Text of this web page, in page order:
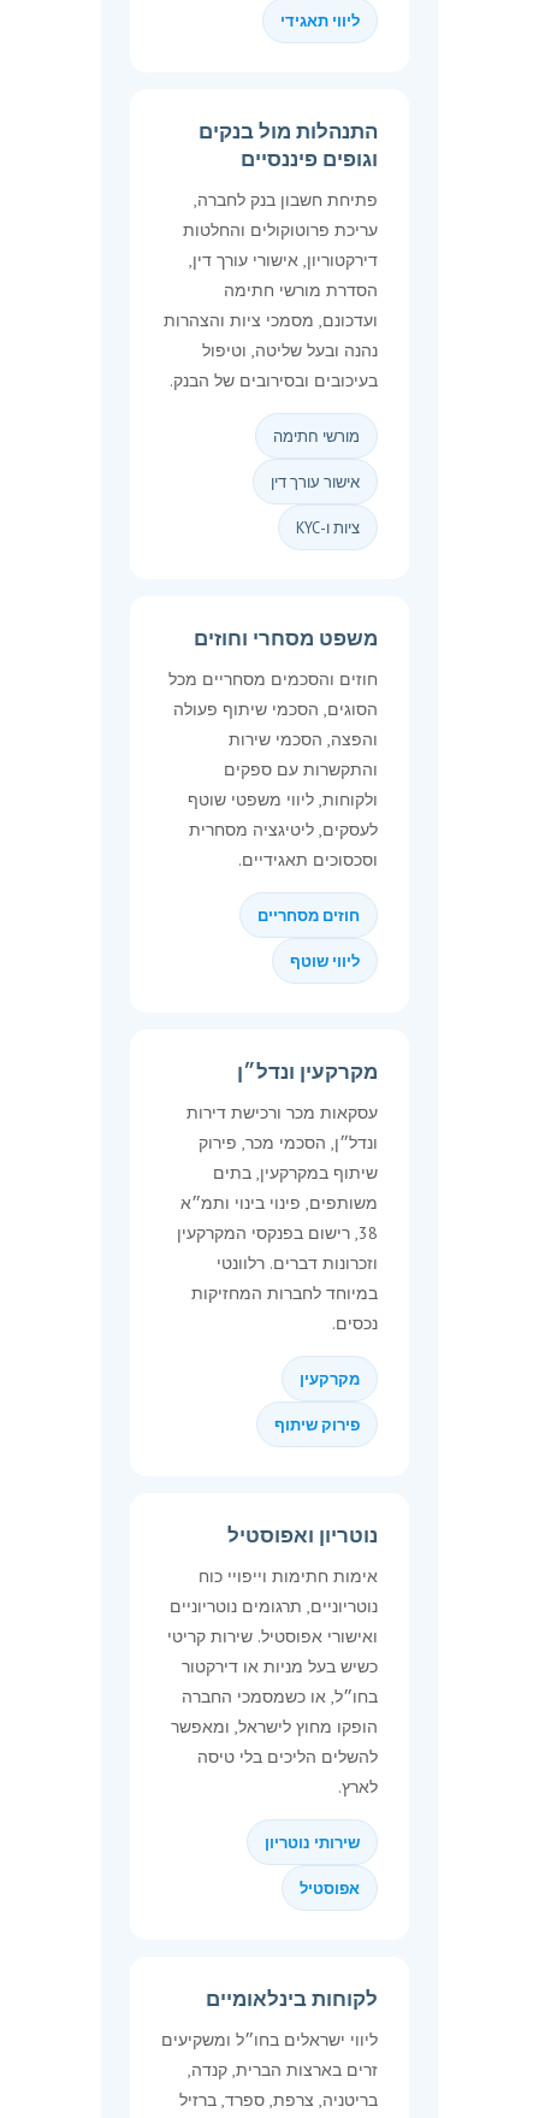
ליווי תאגידי
התנהלות מול בנקים
וגופים פיננסיים
פתיחת חשבון בנק לחברה,
עריכת פרוטוקולים והחלטות
דירקטוריון, אישורי עורך דין,
הסדרת מורשי חתימה
ועדכונם, מסמכי ציות והצהרות
נהנה ובעל שליטה, וטיפול
בעיכובים ובסירובים של הבנק.
מורשי חתימה
אישור עורך דין
ציות ו-KYC
משפט מסחרי וחוזים
חוזים והסכמים מסחריים מכל
הסוגים, הסכמי שיתוף פעולה
והפצה, הסכמי שירות
והתקשרות עם ספקים
ולקוחות, ליווי משפטי שוטף
לעסקים, ליטיגציה מסחרית
וסכסוכים תאגידיים.
חוזים מסחריים
ליווי שוטף
מקרקעין ונדל״ן
עסקאות מכר ורכישת דירות
ונדל״ן, הסכמי מכר, פירוק
שיתוף במקרקעין, בתים
משותפים, פינוי בינוי ותמ״א
38, רישום בפנקסי המקרקעין
וזכרונות דברים. רלוונטי
במיוחד לחברות המחזיקות
נכסים.
מקרקעין
פירוק שיתוף
נוטריון ואפוסטיל
אימות חתימות וייפויי כוח
נוטריוניים, תרגומים נוטריוניים
ואישורי אפוסטיל. שירות קריטי
כשיש בעל מניות או דירקטור
בחו״ל, או כשמסמכי החברה
הופקו מחוץ לישראל, ומאפשר
להשלים הליכים בלי טיסה
לארץ.
שירותי נוטריון
אפוסטיל
לקוחות בינלאומיים
ליווי ישראלים בחו״ל ומשקיעים
זרים בארצות הברית, קנדה,
בריטניה, צרפת, ספרד, ברזיל